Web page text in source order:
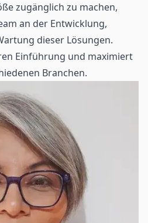
zugänglich zu machen,
an der Entwicklung,
dieser Lösungen.
Einführung und maximiert
Branchen.